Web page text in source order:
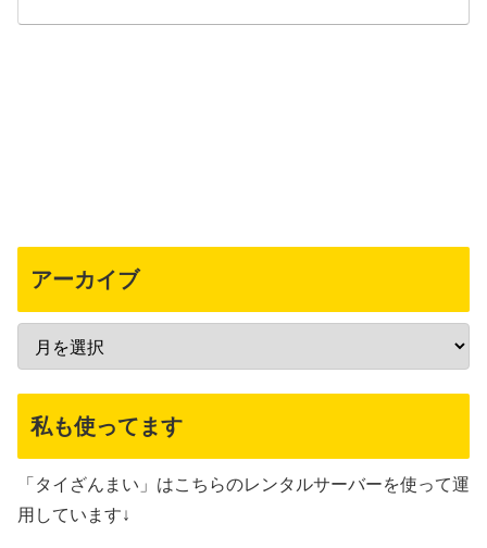
アーカイブ
私も使ってます
「タイざんまい」はこちらのレンタルサーバーを使って運
用しています↓